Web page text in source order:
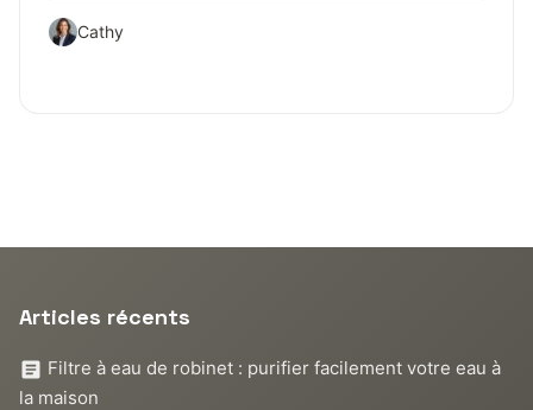
Cathy
Articles récents
Filtre à eau de robinet : purifier facilement votre eau à
la maison